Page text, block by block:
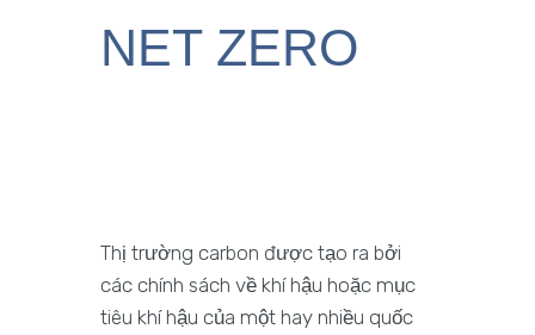
NET ZERO
Thị trường carbon được tạo ra bởi
các chính sách về khí hậu hoặc mục
tiêu khí hậu của một hay nhiều quốc